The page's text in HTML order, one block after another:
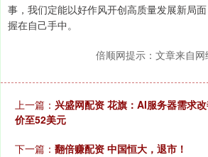
事，我们定能以好作风开创高质量发展新局
握在自己手中。
倍顺网提示：文章来自网
上一篇： 兴盛网配资 花旗：AI服务器需求
价至52美元
下一篇： 翻倍赚配资 中国恒大，退市！